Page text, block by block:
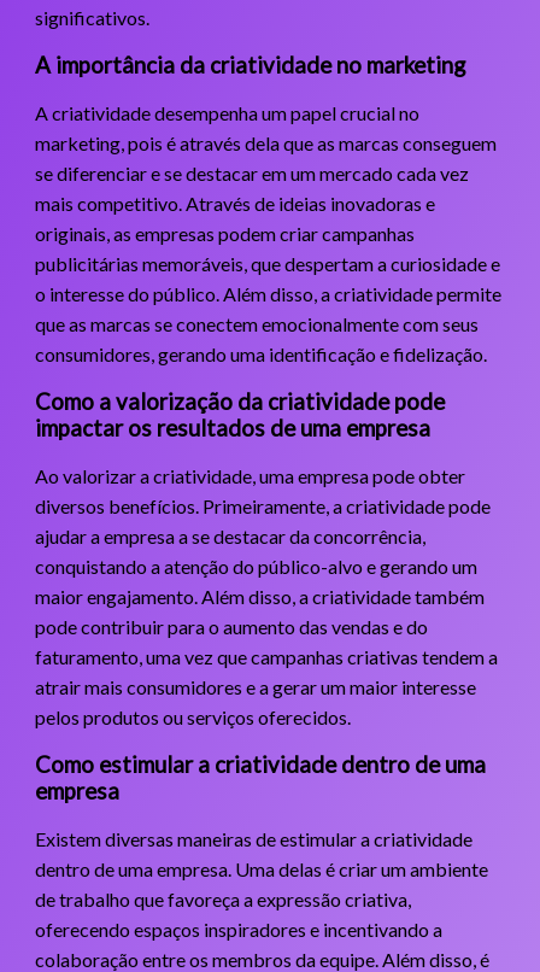
significativos.
A importância da criatividade no marketing
A criatividade desempenha um papel crucial no
marketing, pois é através dela que as marcas conseguem
se diferenciar e se destacar em um mercado cada vez
mais competitivo. Através de ideias inovadoras e
originais, as empresas podem criar campanhas
publicitárias memoráveis, que despertam a curiosidade e
o interesse do público. Além disso, a criatividade permite
que as marcas se conectem emocionalmente com seus
consumidores, gerando uma identificação e fidelização.
Como a valorização da criatividade pode
impactar os resultados de uma empresa
Ao valorizar a criatividade, uma empresa pode obter
diversos benefícios. Primeiramente, a criatividade pode
ajudar a empresa a se destacar da concorrência,
conquistando a atenção do público-alvo e gerando um
maior engajamento. Além disso, a criatividade também
pode contribuir para o aumento das vendas e do
faturamento, uma vez que campanhas criativas tendem a
atrair mais consumidores e a gerar um maior interesse
pelos produtos ou serviços oferecidos.
Como estimular a criatividade dentro de uma
empresa
Existem diversas maneiras de estimular a criatividade
dentro de uma empresa. Uma delas é criar um ambiente
de trabalho que favoreça a expressão criativa,
oferecendo espaços inspiradores e incentivando a
colaboração entre os membros da equipe. Além disso, é